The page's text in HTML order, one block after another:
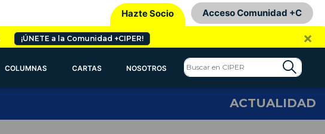
Hazte Socio Acceso Comunidad +C
¡ÚNETE a la Comunidad +CIPER! ×
COLUMNAS CARTAS NOSOTROS
ACTUALIDAD